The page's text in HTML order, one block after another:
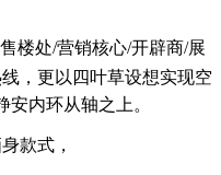
楼处/营销核心/开辟商/展
，更以四叶草设想实现空
内环从轴之上。
款式，